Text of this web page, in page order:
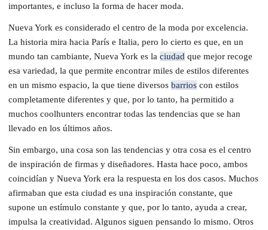
importantes, e incluso la forma de hacer moda.
Nueva York es considerado el centro de la moda por excelencia.
La historia mira hacia París e Italia, pero lo cierto es que, en un
mundo tan cambiante, Nueva York es la ciudad que mejor recoge
esa variedad, la que permite encontrar miles de estilos diferentes
en un mismo espacio, la que tiene diversos barrios con estilos
completamente diferentes y que, por lo tanto, ha permitido a
muchos coolhunters encontrar todas las tendencias que se han
llevado en los últimos años.
Sin embargo, una cosa son las tendencias y otra cosa es el centro
de inspiración de firmas y diseñadores. Hasta hace poco, ambos
coincidían y Nueva York era la respuesta en los dos casos. Muchos
afirmaban que esta ciudad es una inspiración constante, que
supone un estímulo constante y que, por lo tanto, ayuda a crear,
impulsa la creatividad. Algunos siguen pensando lo mismo. Otros